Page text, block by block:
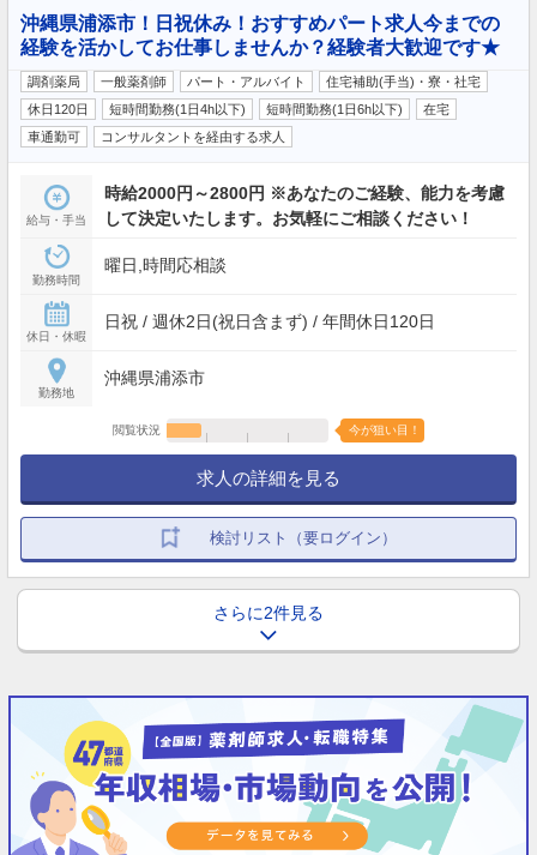
沖縄県浦添市！日祝休み！おすすめパート求人今までの
経験を活かしてお仕事しませんか？経験者大歓迎です★
調剤薬局 一般薬剤師 パート・アルバイト
住宅補助(手当)・寮・社宅
休日120日
短時間勤務(1日4h以下) 短時間勤務(1日6h以下)
在宅
車通勤可
コンサルタントを経由する求人
給与・手当
時給2000円～2800円 ※あなたのご経験、能力を考慮
して決定いたします。お気軽にご相談ください！
勤務時間
曜日,時間応相談
休日・休暇
日祝 / 週休2日(祝日含まず) / 年間休日120日
勤務地
沖縄県浦添市
閲覧状況 今が狙い目！
求人の詳細を見る
検討リスト（要ログイン）
さらに2件見る